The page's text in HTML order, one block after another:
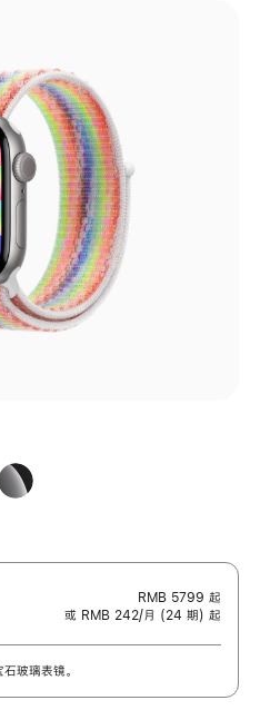
黑
RMB 5799 起
或 RMB 242/月 (24 期) 起
玻璃表镜。